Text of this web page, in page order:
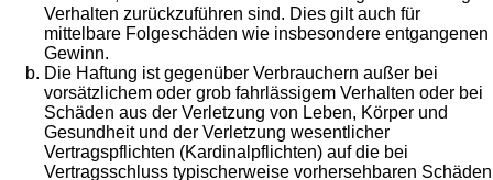
Verhalten zurückzuführen sind. Dies gilt auch für
mittelbare Folgeschäden wie insbesondere entgangenen
Gewinn.
Die Haftung ist gegenüber Verbrauchern außer bei
vorsätzlichem oder grob fahrlässigem Verhalten oder bei
Schäden aus der Verletzung von Leben, Körper und
Gesundheit und der Verletzung wesentlicher
Vertragspflichten (Kardinalpflichten) auf die bei
Vertragsschluss typischerweise vorhersehbaren Schäden